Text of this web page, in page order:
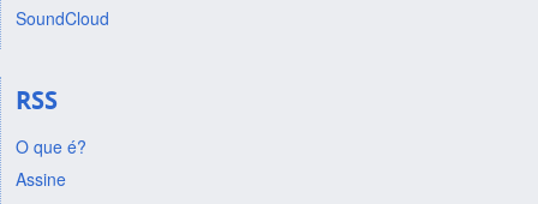
SoundCloud
RSS
O que é?
Assine